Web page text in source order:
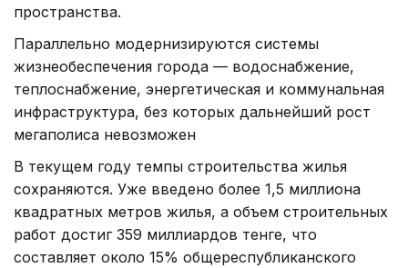
пространства.
Параллельно модернизируются системы
жизнеобеспечения города — водоснабжение,
теплоснабжение, энергетическая и коммунальная
инфраструктура, без которых дальнейший рост
мегаполиса невозможен
В текущем году темпы строительства жилья
сохраняются. Уже введено более 1,5 миллиона
квадратных метров жилья, а объем строительных
работ достиг 359 миллиардов тенге, что
составляет около 15% общереспубликанского